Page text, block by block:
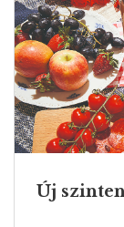
Új